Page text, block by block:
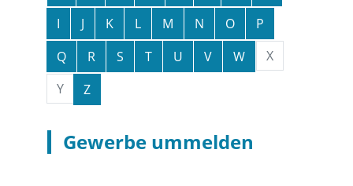
I
J K L M N O
P
Q
R S T U V W
X
Y
Z
Gewerbe ummelden